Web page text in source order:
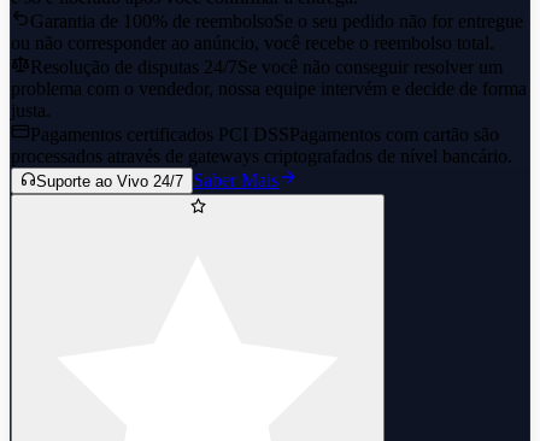
Garantia de 100% de reembolsoSe o seu pedido não for entregue
ou não corresponder ao anúncio, você recebe o reembolso total.
Resolução de disputas 24/7Se você não conseguir resolver um
problema com o vendedor, nossa equipe intervém e decide de forma
justa.
Pagamentos certificados PCI DSSPagamentos com cartão são
processados através de gateways criptografados de nível bancário.
Suporte ao Vivo 24/7 Saber Mais